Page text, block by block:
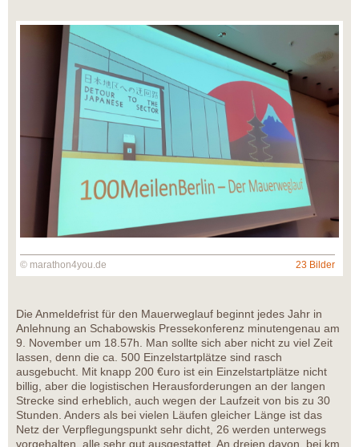
© marathon4you.de 23 Bilder
Die Anmeldefrist für den Mauerweglauf beginnt jedes Jahr in
Anlehnung an Schabowskis Pressekonferenz minutengenau am
9. November um 18.57h. Man sollte sich aber nicht zu viel Zeit
lassen, denn die ca. 500 Einzelstartplätze sind rasch
ausgebucht. Mit knapp 200 €uro ist ein Einzelstartplätze nicht
billig, aber die logistischen Herausforderungen an der langen
Strecke sind erheblich, auch wegen der Laufzeit von bis zu 30
Stunden. Anders als bei vielen Läufen gleicher Länge ist das
Netz der Verpflegungspunkt sehr dicht, 26 werden unterwegs
vorgehalten, alle sehr gut ausgestattet. An dreien davon, bei km